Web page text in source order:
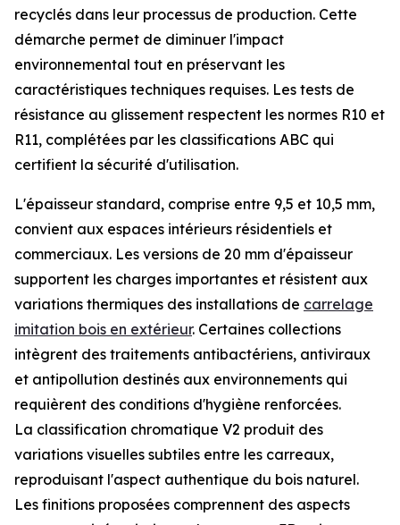
recyclés dans leur processus de production. Cette
démarche permet de diminuer l'impact
environnemental tout en préservant les
caractéristiques techniques requises. Les tests de
résistance au glissement respectent les normes R10 et
R11, complétées par les classifications ABC qui
certifient la sécurité d'utilisation.
L'épaisseur standard, comprise entre 9,5 et 10,5 mm,
convient aux espaces intérieurs résidentiels et
commerciaux. Les versions de 20 mm d'épaisseur
supportent les charges importantes et résistent aux
variations thermiques des installations de carrelage
imitation bois en extérieur. Certaines collections
intègrent des traitements antibactériens, antiviraux
et antipollution destinés aux environnements qui
requièrent des conditions d'hygiène renforcées.
La classification chromatique V2 produit des
variations visuelles subtiles entre les carreaux,
reproduisant l'aspect authentique du bois naturel.
Les finitions proposées comprennent des aspects